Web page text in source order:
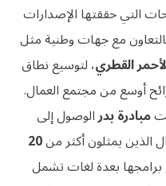
التي حققتها الإصدارات
مع جهات وطنية مثل
القطري، لتوسيع نطاق
أوسع من مجتمع العمال.
مبادرة بدرالوصول إلى
الذين يمثلون أكثر من20
بعدة لغات تشمل